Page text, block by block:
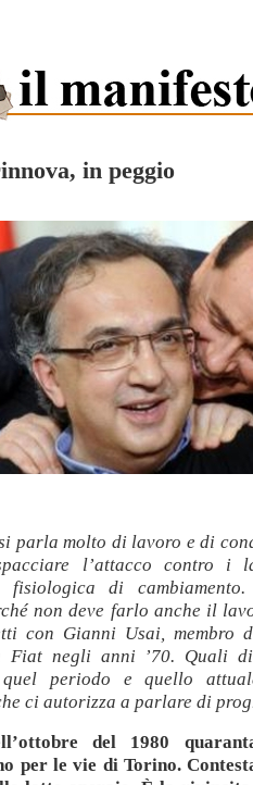
in peggio
parla molto di lavoro e di
l’attacco contro i
fisiologica di
non deve farlo anche il
con Gianni Usai, membro
Fiat negli anni ’70. Quali
periodo e quello
ci autorizza a parlare di
del 1980
per le vie di Torino.